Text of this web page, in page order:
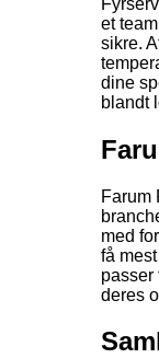
et
sikre.
dine
blandt
Farum
med
få
passer
deres